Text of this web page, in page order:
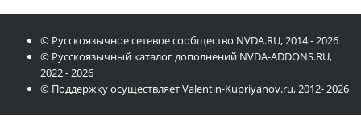
© Русскоязычное сетевое сообщество NVDA.RU, 2014 - 2026
© Русскоязычный каталог дополнений NVDA-ADDONS.RU,
2022 - 2026
© Поддержку осуществляет Valentin-Kupriyanov.ru, 2012- 2026